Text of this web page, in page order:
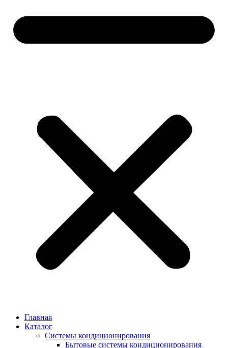
Главная
Каталог
Системы кондиционирования
Бытовые системы кондиционирования